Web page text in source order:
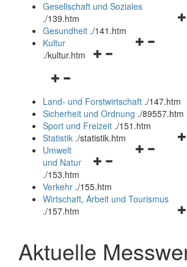
schließen
Gesellschaft und Soziales
./139.htm
Gesundheit ./141.htm
Navigationsmenü
Kultur
./kultur.htm
Navigationsmenü
und
schließen
Land- und Forstwirtschaft ./147.htm
Sicherheit und Ordnung ./89557.htm
Sport und Freizeit ./151.htm
Statistik ./statistik.htm
Navigationsmenü
und
schließen
Umwelt
und Natur
./153.htm
Verkehr ./155.htm
Wirtschaft, Arbeit und Tourismus
./157.htm
Aktuelle